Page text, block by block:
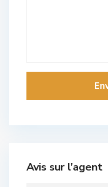
Avis sur l'agent